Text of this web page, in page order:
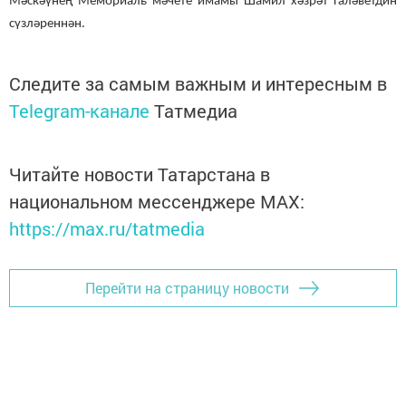
сүзләреннән.
Следите за самым важным и интересным в
Telegram-канале Татмедиа
Читайте новости Татарстана в
национальном мессенджере MАХ:
https://max.ru/tatmedia
Перейти на страницу новости